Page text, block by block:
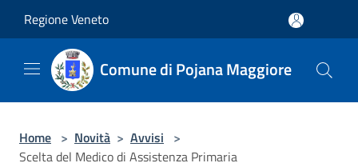
Regione Veneto
Comune di Pojana Maggiore
Home > Novità > Avvisi >
Scelta del Medico di Assistenza Primaria